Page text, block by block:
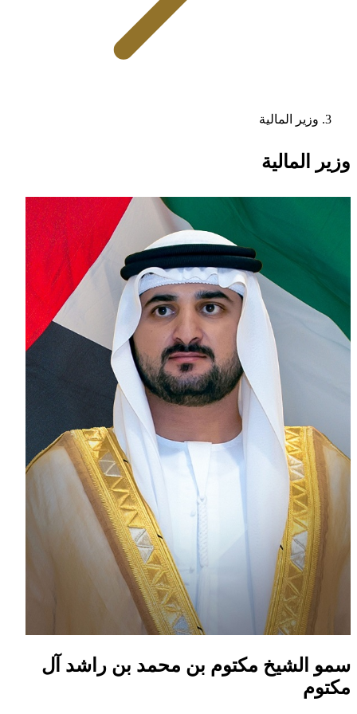
وزير المالية
وزير المالية
سمو الشيخ مكتوم بن محمد بن راشد آل
مكتوم